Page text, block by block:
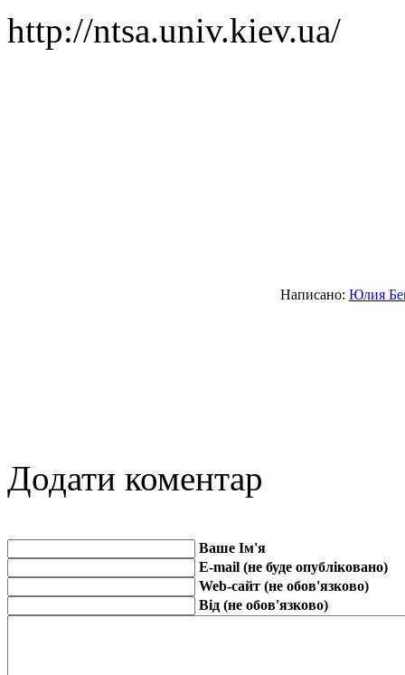
http://ntsa.univ.kiev.ua/
Написано: Юлия
Додати коментар
Ваше Ім'я
E-mail (не буде опубліковано)
Web-сайт (не обов'язково)
Від (не обов'язково)